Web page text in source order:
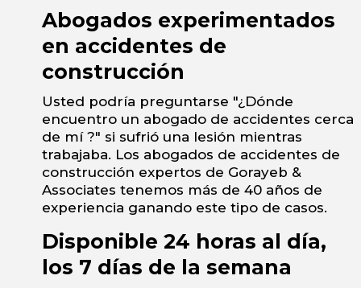
Abogados experimentados
en accidentes de
construcción
Usted podría preguntarse "¿Dónde
encuentro un abogado de accidentes cerca
de mí ?" si sufrió una lesión mientras
trabajaba. Los abogados de accidentes de
construcción expertos de Gorayeb &
Associates tenemos más de 40 años de
experiencia ganando este tipo de casos.
Disponible 24 horas al día,
los 7 días de la semana